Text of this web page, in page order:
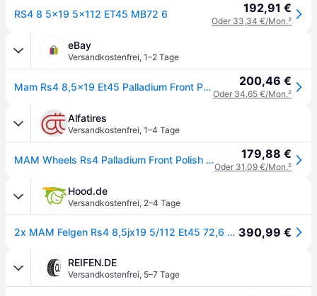
RS4 8 5x19 5x112 ET45 MB72 6 192,91 €
Oder 33,34 €/Mon.²
eBay
Versandkostenfrei, 1–2 Tage
Mam Rs4 8,5x19 Et45 Palladium Front Polish Alufelge 200,46 €
Oder 34,65 €/Mon.²
Alfatires
Versandkostenfrei, 1–4 Tage
MAM Wheels Rs4 Palladium Front Polish 8.5x19 ET 45 5/112 Alufelge Grau 179,88 €
Oder 31,09 €/Mon.²
Hood.de
Versandkostenfrei, 2–4 Tage
2x MAM Felgen Rs4 8,5jx19 5/112 Et45 72,6 Pfp Palladium Front Polish 390,99 €
REIFEN.DE
Versandkostenfrei, 5–7 Tage